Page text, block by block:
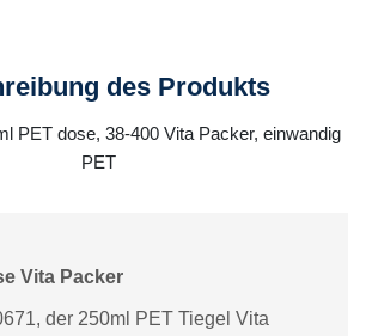
des Produkts
PET dose, 38-400 Vita Packer, einwandig
PET
Vita Packer
der 250ml PET Tiegel Vita